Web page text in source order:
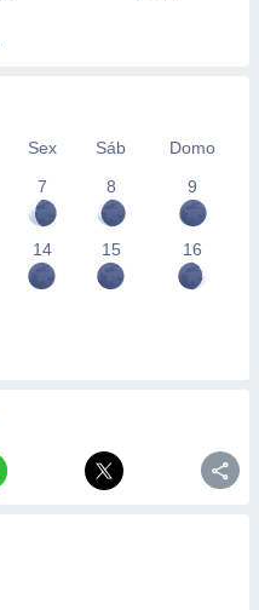
Sex Sáb
Domo
7
8 9
14 15 16